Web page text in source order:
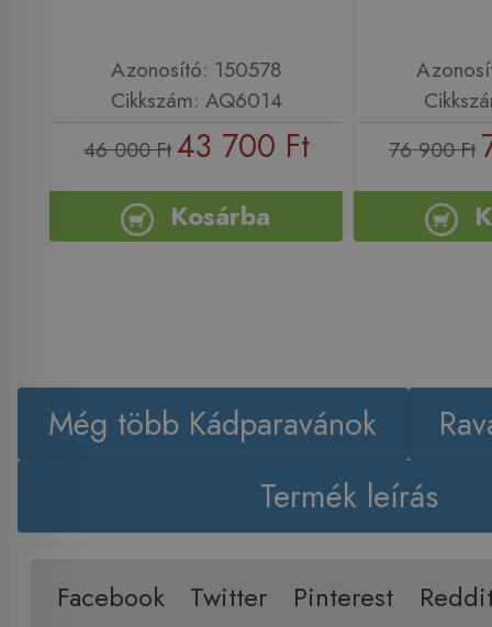
Azonosító: 150578
Cikkszám: AQ6014
46 000 Ft43 700 Ft
Kosárba
76 900 Ft
Még több Kádparavánok
Termék leírás
Facebook Twitter Pinterest